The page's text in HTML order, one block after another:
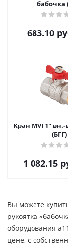
бабочка
683.10
Кран MVI 1"
(БГГ)
1 082.15
Вы можете
рукоятка
оборудования
цене, c